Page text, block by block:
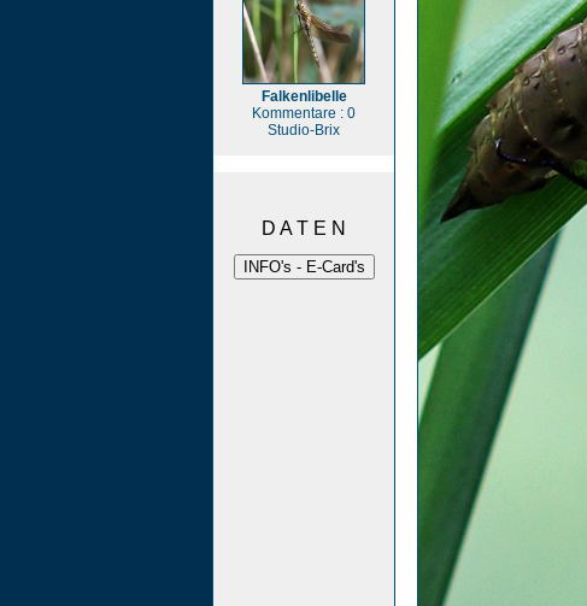
Falkenlibelle
Kommentare : 0
Studio-Brix
D A T E N